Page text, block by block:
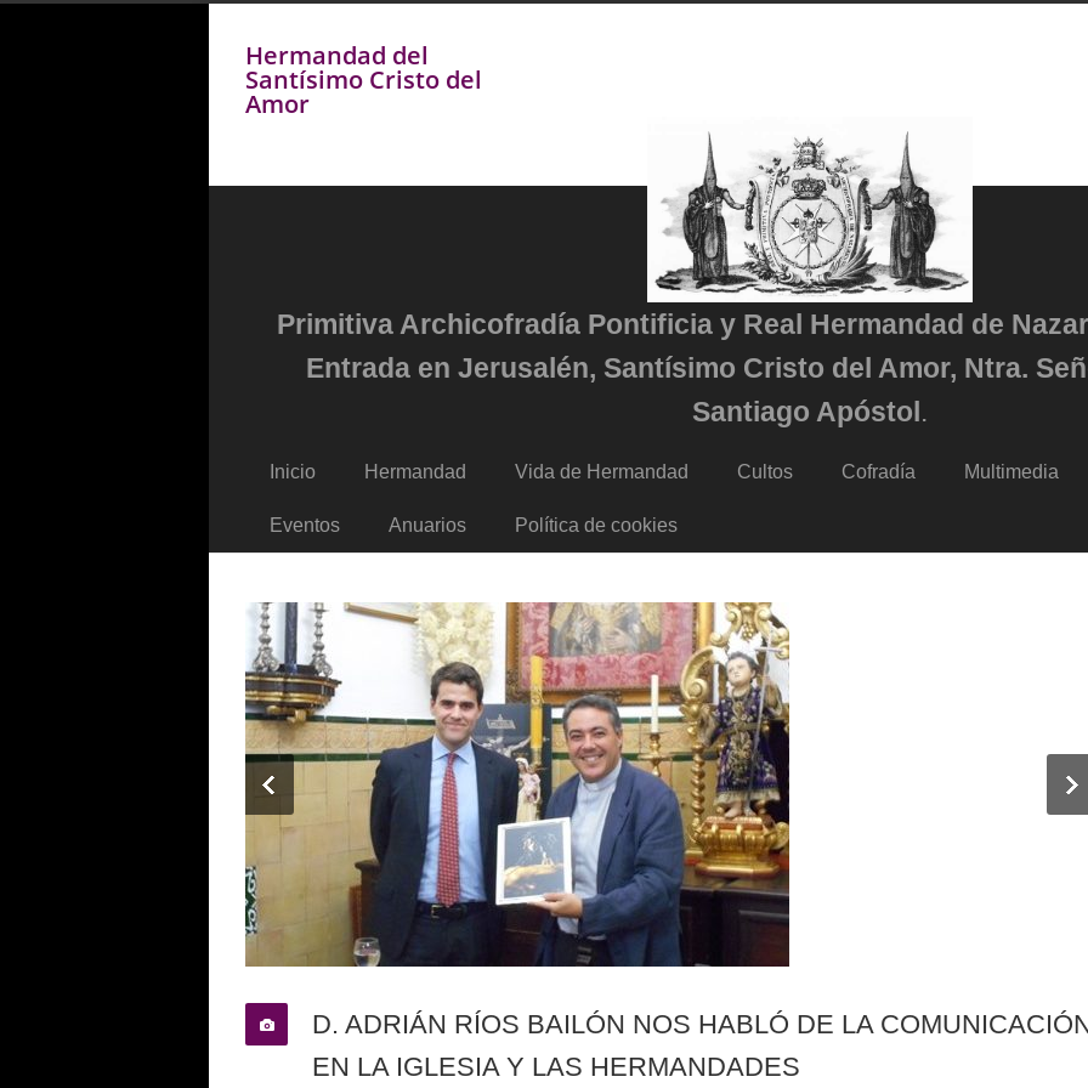
Hermandad del
Santísimo Cristo del
Amor
Primitiva Archicofradía Pontificia y Real Hermandad de
Entrada en Jerusalén, Santísimo Cristo del Amor, Ntra.
Santiago Apóstol.
Inicio Hermandad Vida de Hermandad Cultos Cofradía Multimedia
Eventos Anuarios Política de cookies
D. ADRIÁN RÍOS BAILÓN NOS HABLÓ DE LA
EN LA IGLESIA Y LAS HERMANDADES